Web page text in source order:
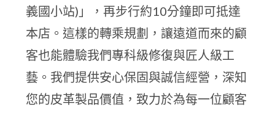
義國小站)」，再步行約10分鐘即可抵達
本店。這樣的轉乘規劃，讓遠道而來的顧
客也能體驗我們專科級修復與匠人級工
藝。我們提供安心保固與誠信經營，深知
您的皮革製品價值，致力於為每一位顧客